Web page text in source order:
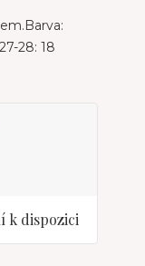
28: 18
k dispozici